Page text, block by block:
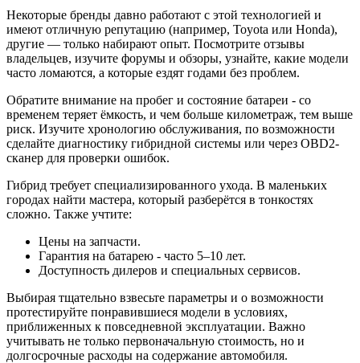
Некоторые бренды давно работают с этой технологией и
имеют отличную репутацию (например, Toyota или Honda),
другие — только набирают опыт. Посмотрите отзывы
владельцев, изучите форумы и обзоры, узнайте, какие модели
часто ломаются, а которые ездят годами без проблем.
Обратите внимание на пробег и состояние батареи - со
временем теряет ёмкость, и чем больше километраж, тем выше
риск. Изучите хронологию обслуживания, по возможности
сделайте диагностику гибридной системы или через OBD2-
сканер для проверки ошибок.
Гибрид требует специализированного ухода. В маленьких
городах найти мастера, который разберётся в тонкостях
сложно. Также учтите:
Цены на запчасти.
Гарантия на батарею - часто 5–10 лет.
Доступность дилеров и специальных сервисов.
Выбирая тщательно взвесьте параметры и о возможности
протестируйте понравившиеся модели в условиях,
приближенных к повседневной эксплуатации. Важно
учитывать не только первоначальную стоимость, но и
долгосрочные расходы на содержание автомобиля.